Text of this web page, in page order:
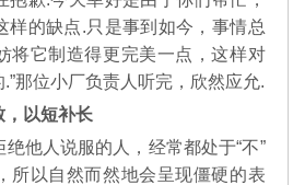
样的缺点.只是事到如今，事情总
将它制造得更完美一点，这样对
那位小厂负责人听完，欣然应允.
以短补长
人说服的人，经常都处于“不”
所以自然而然地会呈现僵硬的表